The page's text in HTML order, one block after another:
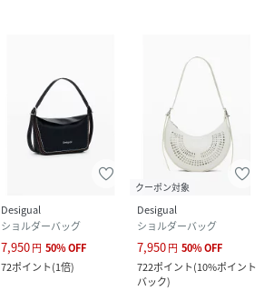
Desigual
ショルダーバッグ
7,950円 50%OFF
72ポイント(1倍)
クーポン対象
Desigual
ショルダーバッグ
7,950円 50%OFF
722ポイント(10%ポイント
バック)